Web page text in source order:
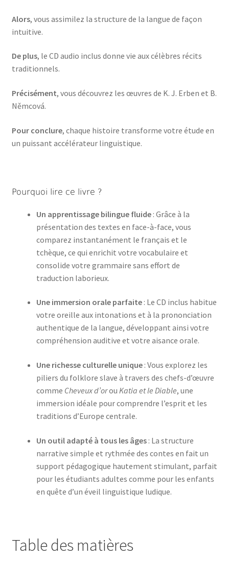
Alors, vous assimilez la structure de la langue de façon
intuitive.
De plus, le CD audio inclus donne vie aux célèbres récits
traditionnels.
Précisément, vous découvrez les œuvres de K. J. Erben et B.
Němcová.
Pour conclure, chaque histoire transforme votre étude en
un puissant accélérateur linguistique.
Pourquoi lire ce livre ?
Un apprentissage bilingue fluide: Grâce à la
présentation des textes en face-à-face, vous
comparez instantanément le français et le
tchèque, ce qui enrichit votre vocabulaire et
consolide votre grammaire sans effort de
traduction laborieux.
Une immersion orale parfaite: Le CD inclus habitue
votre oreille aux intonations et à la prononciation
authentique de la langue, développant ainsi votre
compréhension auditive et votre aisance orale.
Une richesse culturelle unique: Vous explorez les
piliers du folklore slave à travers des chefs-d’œuvre
comme Cheveux d’orou Katia et le Diable, une
immersion idéale pour comprendre l’esprit et les
traditions d’Europe centrale.
Un outil adapté à tous les âges: La structure
narrative simple et rythmée des contes en fait un
support pédagogique hautement stimulant, parfait
pour les étudiants adultes comme pour les enfants
en quête d’un éveil linguistique ludique.
Table des matières